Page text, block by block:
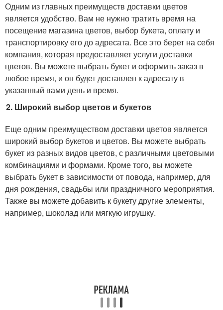
Одним из главных преимуществ доставки цветов
является удобство. Вам не нужно тратить время на
посещение магазина цветов, выбор букета, оплату и
транспортировку его до адресата. Все это берет на себя
компания, которая предоставляет услуги доставки
цветов. Вы можете выбрать букет и оформить заказ в
любое время, и он будет доставлен к адресату в
указанный вами день и время.
Широкий выбор цветов и букетов
Еще одним преимуществом доставки цветов является
широкий выбор букетов и цветов. Вы можете выбрать
букет из разных видов цветов, с различными цветовыми
комбинациями и формами. Кроме того, вы можете
выбрать букет в зависимости от повода, например, для
дня рождения, свадьбы или праздничного мероприятия.
Также вы можете добавить к букету другие элементы,
например, шоколад или мягкую игрушку.